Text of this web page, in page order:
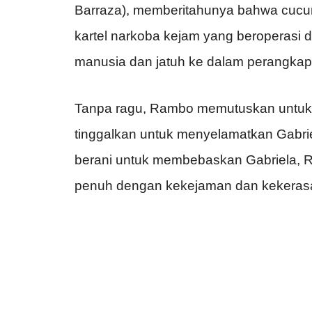
Barraza), memberitahunya bahwa
kartel narkoba kejam yang beroperasi
manusia dan jatuh ke dalam
Tanpa ragu, Rambo memutuskan
tinggalkan untuk menyelamatkan
berani untuk membebaskan Gabriela,
penuh dengan kekejaman dan